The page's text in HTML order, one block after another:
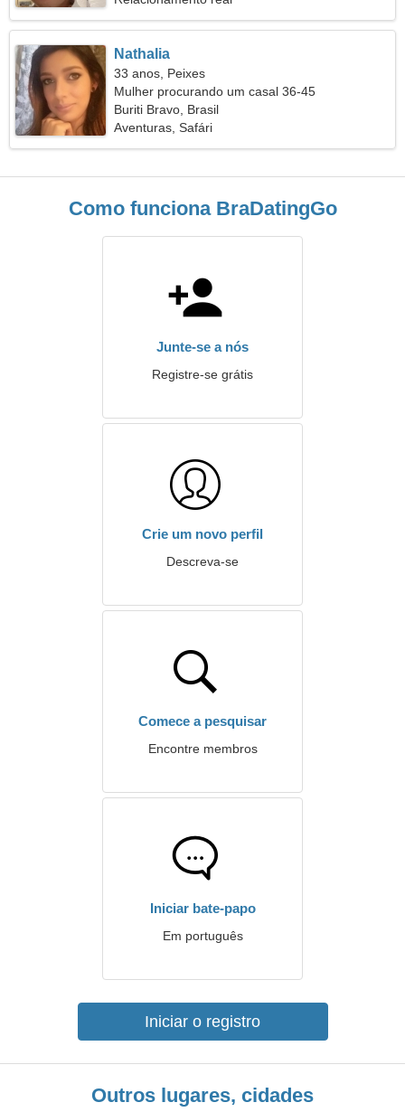
Nathalia
33 anos, Peixes
Mulher procurando um casal 36-45
Buriti Bravo, Brasil
Aventuras, Safári
Como funciona BraDatingGo
Junte-se a nós
Registre-se grátis
Crie um novo perfil
Descreva-se
Comece a pesquisar
Encontre membros
Iniciar bate-papo
Em português
Iniciar o registro
Outros lugares, cidades